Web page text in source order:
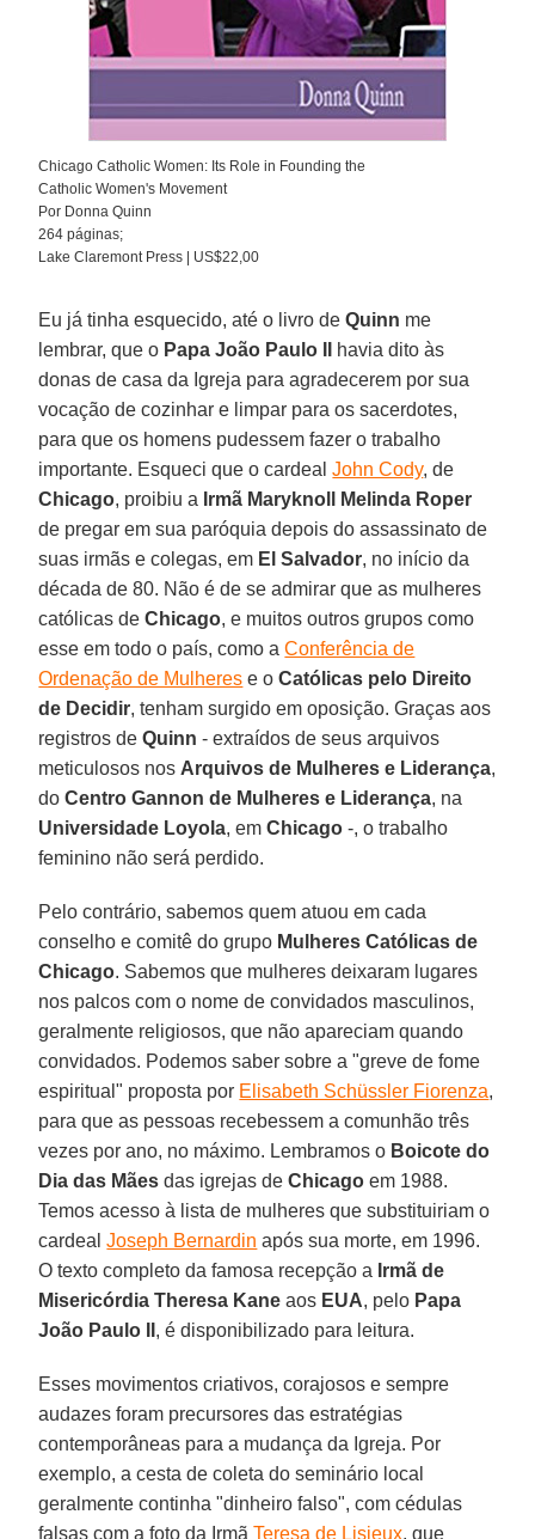
Chicago Catholic Women: Its Role in Founding the
Catholic Women's Movement
Por Donna Quinn
264 páginas;
Lake Claremont Press | US$22,00
Eu já tinha esquecido, até o livro deQuinn me
lembrar, que o Papa João Paulo II
havia dito às
donas de casa da Igreja para agradecerem por sua
vocação de cozinhar e limpar para os sacerdotes,
para que os homens pudessem fazer o trabalho
importante. Esqueci que o cardealJohn Cody, de
Chicago, proibiu a Irmã Maryknoll Melinda Roper
de pregar em sua paróquia depois do assassinato de
suas irmãs e colegas, em El Salvador, no início da
década de 80. Não é de se admirar que as mulheres
católicas deChicago, e muitos outros grupos como
esse em todo o país, como aConferência de
Ordenação de Mulheres e oCatólicas pelo Direito
de Decidir, tenham surgido em oposição. Graças aos
registros deQuinn - extraídos de seus arquivos
meticulosos nos Arquivos de Mulheres e Liderança,
doCentro Gannon de Mulheres e Liderança, na
Universidade Loyola, emChicago -, o trabalho
feminino não será perdido.
Pelo contrário, sabemos quem atuou em cada
conselho e comitê do grupo Mulheres Católicas de
Chicago. Sabemos que mulheres deixaram lugares
nos palcos com o nome de convidados masculinos,
geralmente religiosos, que não apareciam quando
convidados. Podemos saber sobre a "greve de fome
espiritual" proposta por Elisabeth Schüssler Fiorenza,
para que as pessoas recebessem a comunhão três
vezes por ano, no máximo. Lembramos o Boicote do
Dia das Mães das igrejas deChicago em 1988.
Temos acesso à lista de mulheres que substituiriam o
cardealJoseph Bernardin após sua morte, em 1996.
O texto completo da famosa recepção a Irmã de
Misericórdia Theresa Kane aos EUA, pelo Papa
João Paulo II , é disponibilizado para leitura.
Esses movimentos criativos, corajosos e sempre
audazes foram precursores das estratégias
contemporâneas para a mudança da Igreja. Por
exemplo, a cesta de coleta do seminário local
geralmente continha "dinheiro falso", com cédulas
falsas com a foto da IrmãTeresa de Lisieux, que